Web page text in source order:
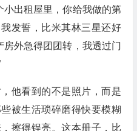
小出租屋里，你给我做的第
发誓，比米其林三星还好
房外急得团团转，我透过门
他看到的不是照片，而是
被生活琐碎磨得快要模糊
擦得锃亮。这本册子，比